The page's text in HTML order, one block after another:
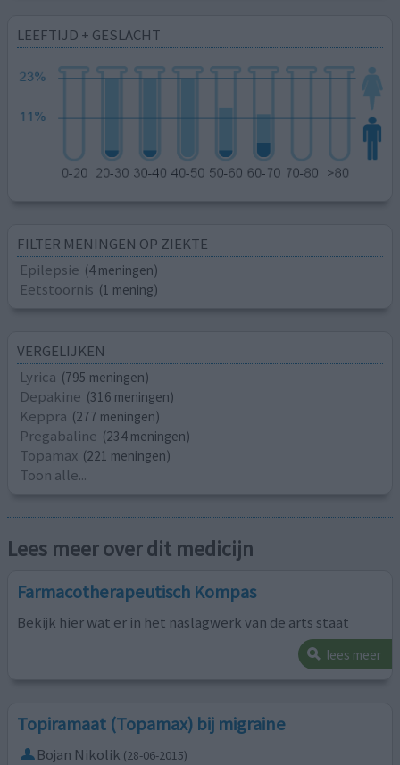
LEEFTIJD + GESLACHT
FILTER MENINGEN OP ZIEKTE
Epilepsie (4 meningen)
Eetstoornis (1 mening)
VERGELIJKEN
Lyrica (795 meningen)
Depakine (316 meningen)
Keppra (277 meningen)
Pregabaline (234 meningen)
Topamax (221 meningen)
Toon alle...
Lees meer over dit medicijn
Farmacotherapeutisch Kompas
Bekijk hier wat er in het naslagwerk van de arts staat
lees meer
Topiramaat (Topamax) bij migraine
Bojan Nikolik (28-06-2015)